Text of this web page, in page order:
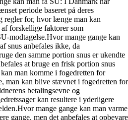
periode baseret på deres
regler for, hvor længe man kan
forskellige faktorer som
modtagelse.Hvor mange gange kan
snus anbefales ikke, da
den samme portion snus er ukendte
at bruge en frisk portion snus
man komme i fogedretten for
man kan blive stævnet i fogedretten for
betalingsevne og
kan resultere i yderligere
mange gange kan man varme
gange, men det anbefales at opbevare